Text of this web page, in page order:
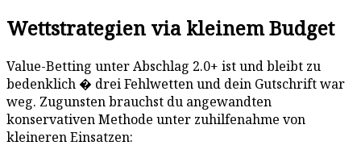
Wettstrategien via kleinem Budget
Value-Betting unter Abschlag 2.0+ ist und bleibt zu
bedenklich � drei Fehlwetten und dein Gutschrift war
weg. Zugunsten brauchst du angewandten
konservativen Methode unter zuhilfenahme von
kleineren Einsatzen: